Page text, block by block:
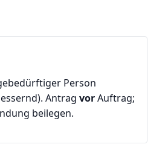
Person
Antrag vorAuftrag;
beilegen.